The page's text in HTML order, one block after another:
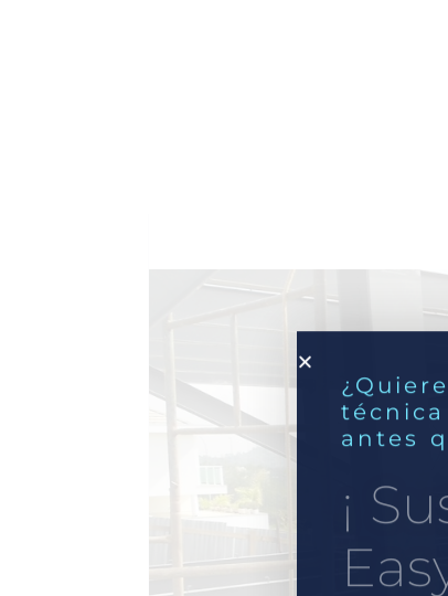
antes
¡